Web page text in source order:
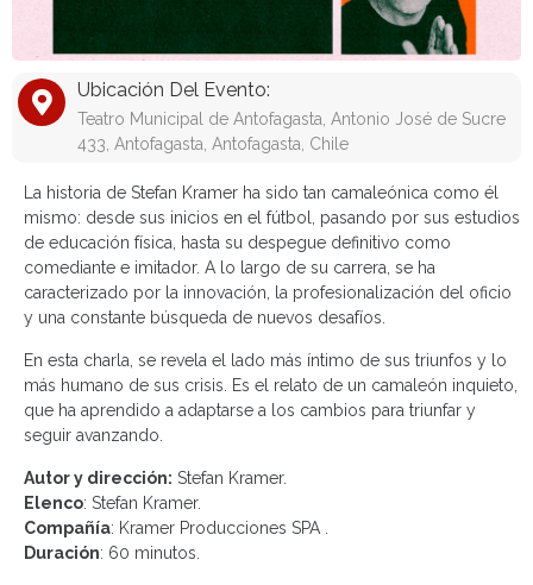
Ubicación Del Evento:
Teatro Municipal de Antofagasta, Antonio José de Sucre
433, Antofagasta, Antofagasta, Chile
La historia de Stefan Kramer ha sido tan camaleónica como él
mismo: desde sus inicios en el fútbol, pasando por sus estudios
de educación física, hasta su despegue definitivo como
comediante e imitador. A lo largo de su carrera, se ha
caracterizado por la innovación, la profesionalización del oficio
y una constante búsqueda de nuevos desafíos.
En esta charla, se revela el lado más íntimo de sus triunfos y lo
más humano de sus crisis. Es el relato de un camaleón inquieto,
que ha aprendido a adaptarse a los cambios para triunfar y
seguir avanzando.
Autor y dirección: Stefan Kramer.
Elenco: Stefan Kramer.
Compañía: Kramer Producciones SPA .
Duración: 60 minutos.